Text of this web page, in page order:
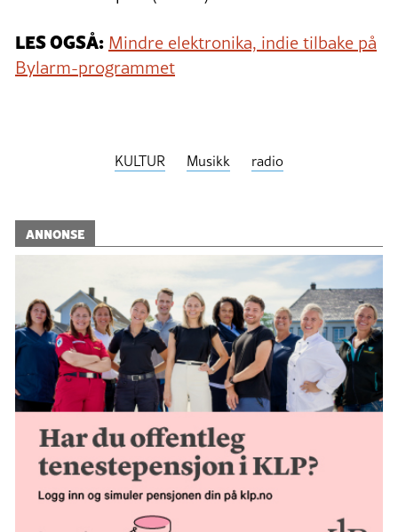
LES OGSÅ: Mindre elektronika, indie tilbake på
Bylarm-programmet
KULTUR Musikk radio
ANNONSE